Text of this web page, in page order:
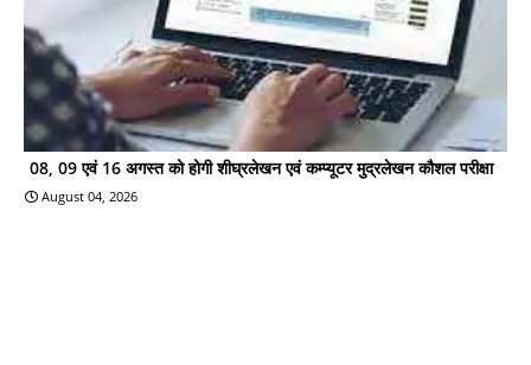
08, 09 एवं 16 अगस्त को होगी शीघ्रलेखन एवं कम्प्यूटर मुद्रलेखन कौशल परीक्षा
August 04, 2026